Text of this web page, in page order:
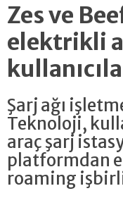
Zes ve
elektrikli
Şarj ağı
Teknoloji,
araç şarj
platformdan
roaming